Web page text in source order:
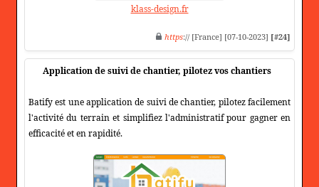
klass-design.fr
https:// [France] [07-10-2023] [#24]
Application de suivi de chantier, pilotez vos chantiers
Batify est une application de suivi de chantier, pilotez facilement
l'activité du terrain et simplifiez l'administratif pour gagner en
efficacité et en rapidité.